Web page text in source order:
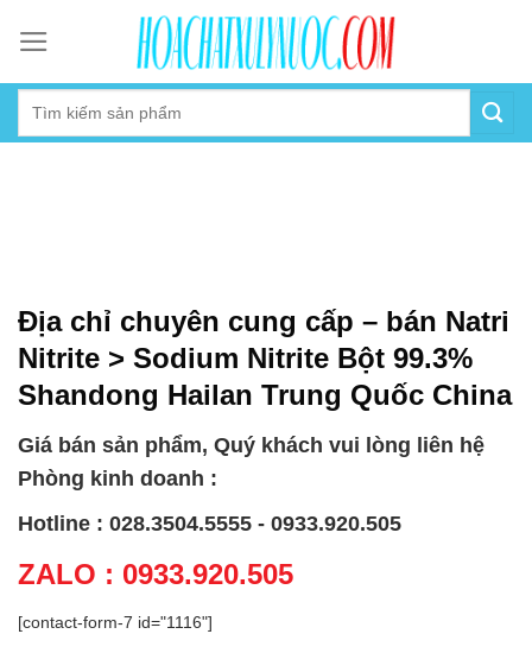
content
Địa chỉ chuyên cung cấp – bán Natri
Nitrite > Sodium Nitrite Bột 99.3%
Shandong Hailan Trung Quốc China
Giá bán sản phẩm, Quý khách vui lòng liên hệ
Phòng kinh doanh :
Hotline : 028.3504.5555 - 0933.920.505
ZALO : 0933.920.505
[contact-form-7 id="1116"]